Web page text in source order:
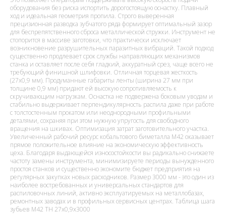
оборудования без риска испортить дорогостоящую оснастку. Плавный
ход и идеальная геометрия пропила. Строго выверенная
прецизионная разводка зубчатого ряда формирует оптимальный зазор
для беспрепятственного сброса металлической стружки. Инструмент не
стопорится в массиве заготовки, что практически исключает
возникновение разрушительных паразитных вибраций. Такой подход
существенно продлевает срок службы направляющих механизмов
станка и оставляет после себя гладкий, аккуратный срез, чаще всего не
требующий финишной шлифовки. Отличная торцевая жесткость
(27х0,9 мм). Продуманные габариты ленты (ширина 27 мм при
толщине 0,9 мм) придают ей высокую сопротивляемость к
скручивающим нагрузкам. Оснастка не подвержена боковым уводам и
стабильно выдерживает перпендикулярность распила даже при работе
с толстостенным прокатом или неоднородными профильными
деталями, сохраняя при этом нужную упругость для свободного
вращения на шкивах. Оптимизация затрат заготовительного участка.
Увеличенный рабочий ресурс кобальтового биметалла M42 оказывает
прямое положительное влияние на экономическую эффективность
цеха. Благодаря выдающейся износостойкости вы радикально снижаете
частоту замены инструмента, минимизируете периоды вынужденного
простоя станков и существенно экономите бюджет предприятия на
регулярных закупках новых расходников. Размер 3000 мм - это один из
наиболее востребованных и универсальных стандартов для
распиловочных линий, активно эксплуатируемых на металлобазах,
ремонтных заводах и в профильных сервисных центрах. Таблица шага
зубьев M42 TH 27x0,9x3000